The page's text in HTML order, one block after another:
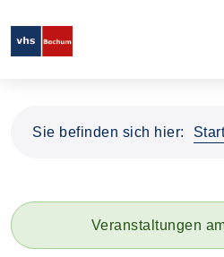
Sie befinden sich hier:
Veranstaltungen